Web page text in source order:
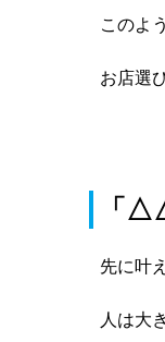
このよ
お店選
「
先に叶
人は大